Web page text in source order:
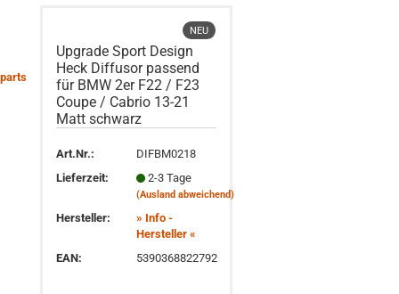
NEU
Upgrade Sport Design
Heck Diffusor passend
für BMW 2er F22 / F23
Coupe / Cabrio 13-21
Matt schwarz
Art.Nr.:
DIFBM0218
Lieferzeit:
2-3 Tage
(Ausland abweichend)
Hersteller:
» Info -
Hersteller «
EAN:
5390368822792